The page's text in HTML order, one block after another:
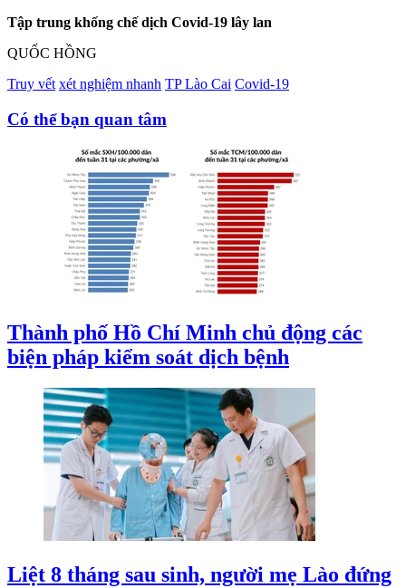
Tập trung khống chế dịch Covid-19 lây lan
QUỐC HỒNG
Truy vết xét nghiệm nhanh TP Lào Cai Covid-19
Có thể bạn quan tâm
Thành phố Hồ Chí Minh chủ động các
biện pháp kiểm soát dịch bệnh
Liệt 8 tháng sau sinh, người mẹ Lào đứng